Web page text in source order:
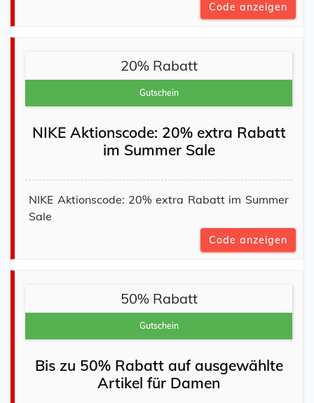
Code anzeigen
20% Rabatt
Gutschein
NIKE Aktionscode: 20% extra Rabatt
im Summer Sale
NIKE Aktionscode: 20% extra Rabatt im Summer
Sale
Code anzeigen
50% Rabatt
Gutschein
Bis zu 50% Rabatt auf ausgewählte
Artikel für Damen